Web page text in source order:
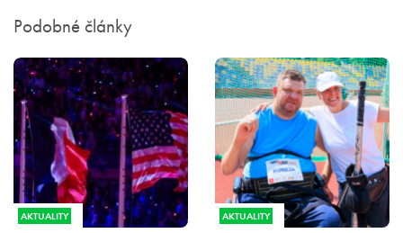
Podobné články
AKTUALITY AKTUALITY